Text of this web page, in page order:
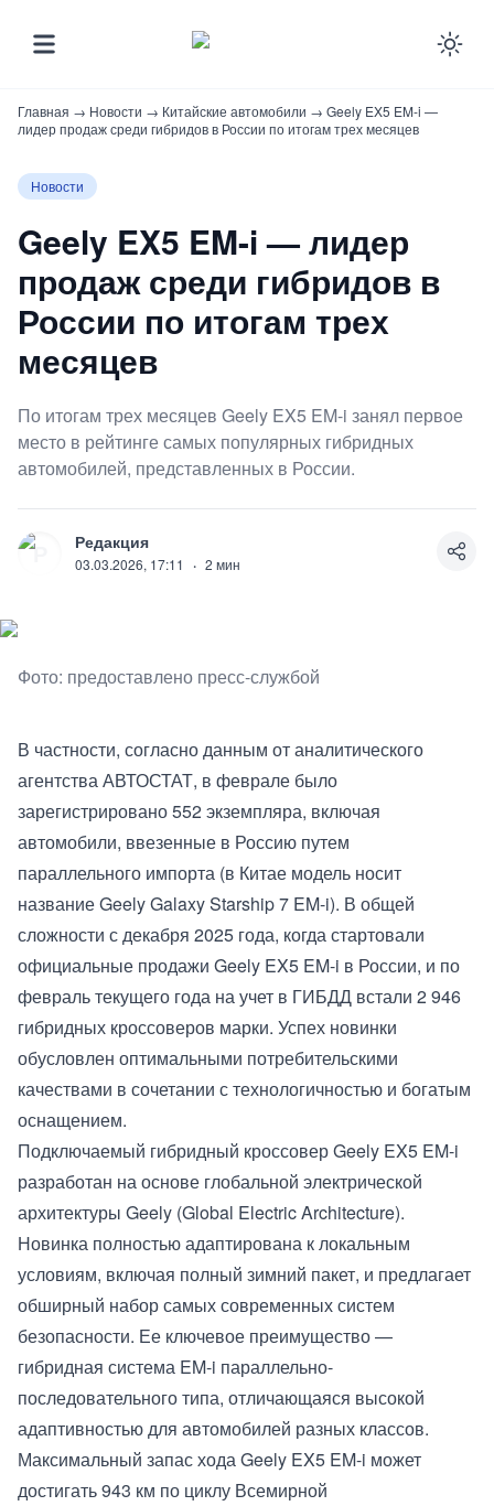
Главная → Новости → Китайские автомобили → Geely EX5 EM-i —
лидер продаж среди гибридов в России по итогам трех месяцев
Новости
Geely EX5 EM-i — лидер
продаж среди гибридов в
России по итогам трех
месяцев
По итогам трех месяцев Geely EX5 EM-i занял первое
место в рейтинге самых популярных гибридных
автомобилей, представленных в России.
Р Редакция
03.03.2026, 17:11 · 2 мин
Фото: предоставлено пресс-службой
В частности, согласно данным от аналитического
агентства АВТОСТАТ, в феврале было
зарегистрировано 552 экземпляра, включая
автомобили, ввезенные в Россию путем
параллельного импорта (в Китае модель носит
название Geely Galaxy Starship 7 EM-i). В общей
сложности с декабря 2025 года, когда стартовали
официальные продажи Geely EX5 EM-i в России, и по
февраль текущего года на учет в ГИБДД встали 2 946
гибридных кроссоверов марки. Успех новинки
обусловлен оптимальными потребительскими
качествами в сочетании с технологичностью и богатым
оснащением.
Подключаемый гибридный кроссовер Geely EX5 EM-i
разработан на основе глобальной электрической
архитектуры Geely (Global Electric Architecture).
Новинка полностью адаптирована к локальным
условиям, включая полный зимний пакет, и предлагает
обширный набор самых современных систем
безопасности. Ее ключевое преимущество —
гибридная система EM-i параллельно-
последовательного типа, отличающаяся высокой
адаптивностью для автомобилей разных классов.
Максимальный запас хода Geely EX5 EM-i может
достигать 943 км по циклу Всемирной